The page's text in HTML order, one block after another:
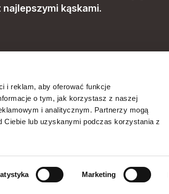
i reklam, aby oferować funkcje
o tym, jak korzystasz z naszej
i analitycznym. Partnerzy mogą
Ciebie lub uzyskanymi podczas korzystania z
Marketing
najlepszymi kąskami.
Wyślij